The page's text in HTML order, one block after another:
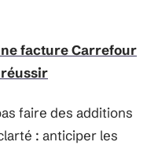
facture Carrefour
réussir
faire des additions
: anticiper les